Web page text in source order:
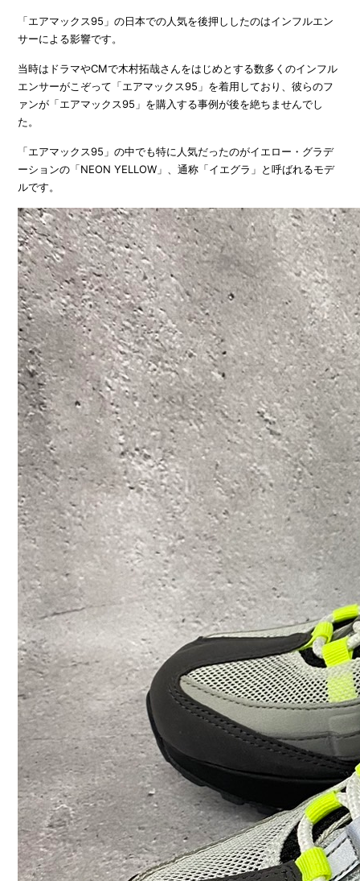
「エアマックス95」の日本での人気を後押ししたのはインフルエン
サーによる影響です。
当時はドラマやCMで木村拓哉さんをはじめとする数多くのインフル
エンサーがこぞって「エアマックス95」を着用しており、彼らのフ
ァンが「エアマックス95」を購入する事例が後を絶ちませんでし
た。
「エアマックス95」の中でも特に人気だったのがイエロー・グラデ
ーションの「NEON YELLOW」、通称「イエグラ」と呼ばれるモデ
ルです。